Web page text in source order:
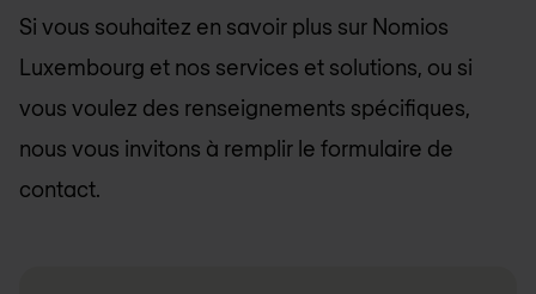
Si vous souhaitez en savoir plus sur Nomios
Luxembourg et nos services et solutions, ou si
vous voulez des renseignements spécifiques,
nous vous invitons à remplir le formulaire de
contact.